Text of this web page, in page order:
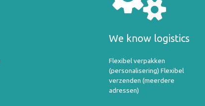
We know logistics
Flexibel verpakken
(personalisering) Flexibel
verzenden (meerdere
adressen)